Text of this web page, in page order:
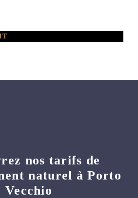
nos tarifs de
naturel à Porto
Vecchio